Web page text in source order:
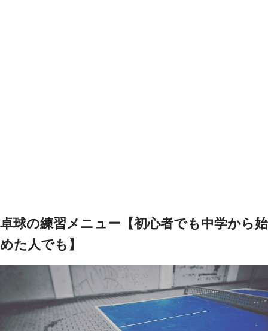
卓球の練習メニュー【初心者でも中学から始
めた人でも】